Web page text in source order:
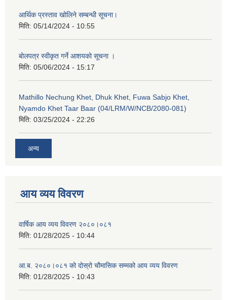
आर्थिक प्रस्ताव खोलिने सम्बन्धी सूचना।
मिति: 05/14/2024 - 10:55
बोलपत्र स्वीकृत गर्ने आशयको सूचना ।
मिति: 05/06/2024 - 15:17
Mathillo Nechung Khet, Dhuk Khet, Fuwa Sabjo Khet,
Nyamdo Khet Taar Baar (04/LRM/W/NCB/2080-081)
मिति: 03/25/2024 - 22:26
अन्य
आय व्यय विवरण
वार्षिक आय व्यय विवरण २०८०।०८१
मिति: 01/28/2025 - 10:44
आ.ब. २०८०।०८१ को दोस्रो चौमासिक सम्मको आय व्यय विवरण
मिति: 01/28/2025 - 10:43